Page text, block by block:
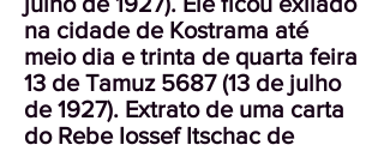
na cidade de Kostrama até
meio dia e trinta de quarta feira
13 de Tamuz 5687 (13 de julho
de 1927). Extrato de uma carta
do Rebe Iossef Itschac de